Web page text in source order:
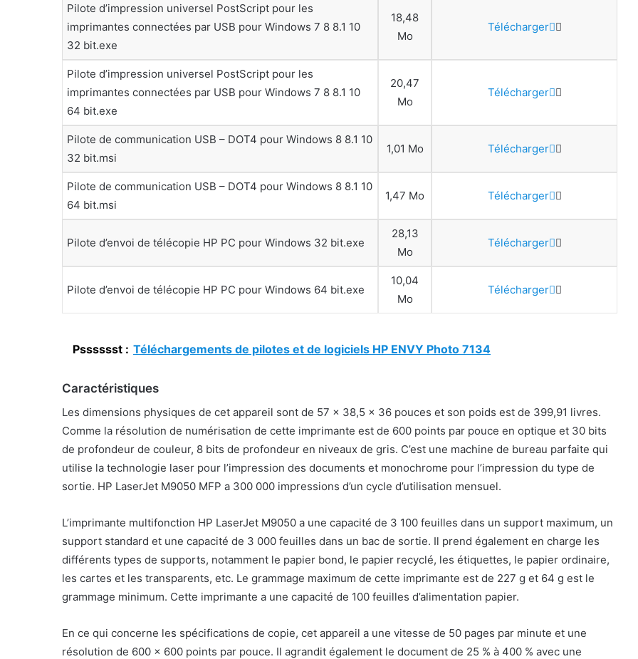
Pilote d’impression universel PostScript pour les
imprimantes connectées par USB pour Windows 7 8 8.1 10
32 bit.exe
18,48
Mo
Télécharger
Pilote d’impression universel PostScript pour les
imprimantes connectées par USB pour Windows 7 8 8.1 10
64 bit.exe
20,47
Mo
Télécharger
Pilote de communication USB – DOT4 pour Windows 8 8.1 10
32 bit.msi
1,01 Mo Télécharger
Pilote de communication USB – DOT4 pour Windows 8 8.1 10
64 bit.msi
1,47 Mo Télécharger
Pilote d’envoi de télécopie HP PC pour Windows 32 bit.exe
28,13
Mo
Télécharger
Pilote d’envoi de télécopie HP PC pour Windows 64 bit.exe
10,04
Mo
Télécharger
Psssssst : Téléchargements de pilotes et de logiciels HP ENVY Photo 7134
Caractéristiques
Les dimensions physiques de cet appareil sont de 57 × 38,5 × 36 pouces et son poids est de 399,91 livres.
Comme la résolution de numérisation de cette imprimante est de 600 points par pouce en optique et 30 bits
de profondeur de couleur, 8 bits de profondeur en niveaux de gris. C’est une machine de bureau parfaite qui
utilise la technologie laser pour l’impression des documents et monochrome pour l’impression du type de
sortie. HP LaserJet M9050 MFP a 300 000 impressions d’un cycle d’utilisation mensuel.
L’imprimante multifonction HP LaserJet M9050 a une capacité de 3 100 feuilles dans un support maximum, un
support standard et une capacité de 3 000 feuilles dans un bac de sortie. Il prend également en charge les
différents types de supports, notamment le papier bond, le papier recyclé, les étiquettes, le papier ordinaire,
les cartes et les transparents, etc. Le grammage maximum de cette imprimante est de 227 g et 64 g est le
grammage minimum. Cette imprimante a une capacité de 100 feuilles d’alimentation papier.
En ce qui concerne les spécifications de copie, cet appareil a une vitesse de 50 pages par minute et une
résolution de 600 × 600 points par pouce. Il agrandit également le document de 25 % à 400 % avec une